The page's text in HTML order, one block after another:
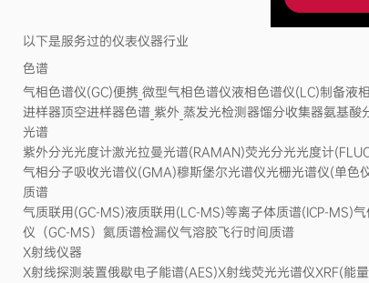
以下是服务过的仪表仪器行业
色谱
气相色谱仪(GC)便携_微型气相色谱仪液相色谱仪(LC)制备液
进样器顶空进样器色谱_紫外_蒸发光检测器馏分收集器氨基
光谱
紫外分光光度计激光拉曼光谱(RAMAN)荧光分光光度计
气相分子吸收光谱仪(GMA)穆斯堡尔光谱仪光栅光谱仪(单色
质谱
气质联用(GC-MS)液质联用(LC-MS)等离子体质谱(ICP-MS)
仪（GC-MS）氦质谱检漏仪气溶胶飞行时间质谱
X射线仪器
X射线探测装置俄歇电子能谱(AES)X射线荧光光谱仪XRF(能